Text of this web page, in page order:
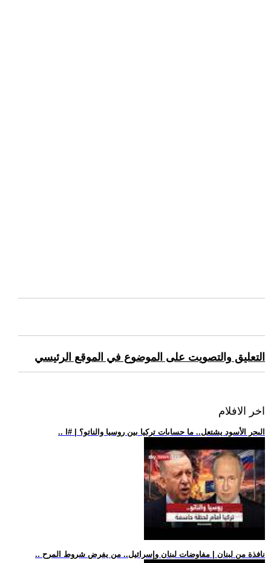
التعليق والتصويت على الموضوع في الموقع الرئيسي
اخر الافلام
.. البحر الأسود يشتعل.. ما حسابات تركيا بين روسيا والناتو؟ | #ا
.. نافذة من لبنان | مفاوضات لبنان وإسرائيل.. من يفرض شروط المرح